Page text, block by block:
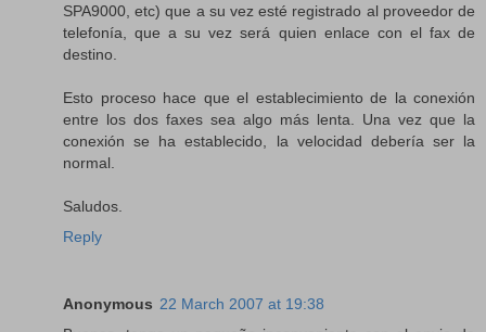
SPA9000, etc) que a su vez esté registrado al proveedor de
telefonía, que a su vez será quien enlace con el fax de
destino.
Esto proceso hace que el establecimiento de la conexión
entre los dos faxes sea algo más lenta. Una vez que la
conexión se ha establecido, la velocidad debería ser la
normal.
Saludos.
Reply
Anonymous 22 March 2007 at 19:38